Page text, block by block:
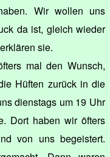
Wir wollen uns
da ist, gleich wieder
sie.
mal den Wunsch,
Hüften zurück in die
dienstags um 19 Uhr
Dort haben wir öfters
von uns begeistert.